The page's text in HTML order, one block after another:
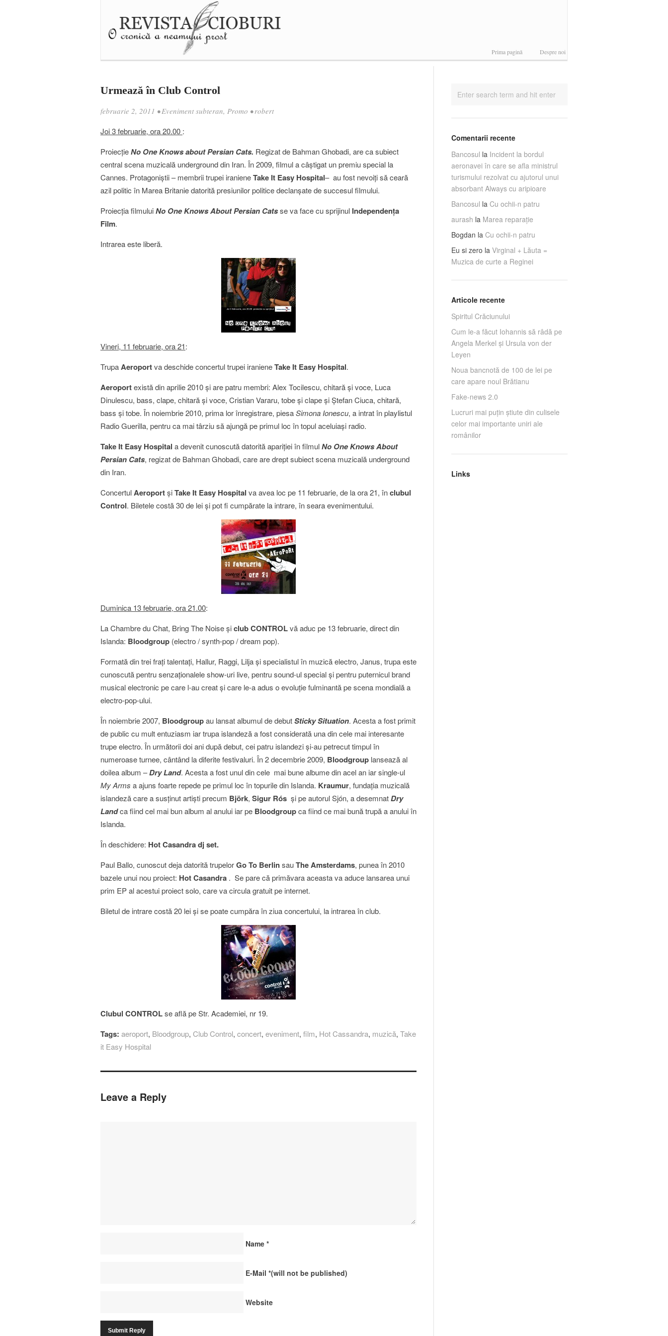
Prima pagină Despre noi
Urmează în Club Control
februarie 2, 2011 •Eveniment subteran, Promo •robert
Joi 3 februarie, ora 20.00 :
ProiecţieNo One Knows about Persian Cats. Regizat de Bahman Ghobadi, are ca subiect
central scena muzicală underground din Iran. În 2009, filmul a câştigat un premiu special la
Cannes. Protagoniştii – membrii trupei iranieneTake It Easy Hospital– au fost nevoiţi să ceară
azil politic în Marea Britanie datorită presiunilor politice declanşate de succesul filmului.
Proiecţia filmuluiNo One Knows About Persian Catsse va face cu sprijinul Independenţa
Film.
Intrarea este liberă.
Vineri, 11 februarie, ora 21:
TrupaAeroportva deschide concertul trupei iranieneTake It Easy Hospital.
Aeroportexistă din aprilie 2010 şi are patru membri: Alex Tocilescu, chitară şi voce, Luca
Dinulescu, bass, clape, chitară şi voce, Cristian Vararu, tobe şi clape şi Ştefan Ciuca, chitară,
bass şi tobe. În noiembrie 2010, prima lor înregistrare, piesaSimona Ionescu, a intrat în playlistul
Radio Guerilla, pentru ca mai târziu să ajungă pe primul loc în topul aceluiaşi radio.
Take It Easy Hospital a devenit cunoscută datorită apariţiei în filmulNo One Knows About
Persian Cats, regizat de Bahman Ghobadi, care are drept subiect scena muzicală underground
din Iran.
ConcertulAeroportşiTake It Easy Hospital va avea loc pe 11 februarie, de la ora 21, înclubul
Control. Biletele costă 30 de lei şi pot fi cumpărate la intrare, în seara evenimentului.
Duminica 13 februarie, ora 21.00:
La Chambre du Chat, Bring The Noise şiclub CONTROLvă aduc pe 13 februarie, direct din
Islanda: Bloodgroup (electro / synth-pop / dream pop).
Formată din trei fraţi talentaţi, Hallur, Raggi, Lilja şi specialistul în muzică electro, Janus, trupa este
cunoscută pentru senzaţionalele show-uri live, pentru sound-ul special şi pentru puternicul brand
musical electronic pe care l-au creat şi care le-a adus o evoluţie fulminantă pe scena mondială a
electro-pop-ului.
În noiembrie 2007, Bloodgroupau lansat albumul de debutSticky Situation. Acesta a fost primit
de public cu mult entuziasm iar trupa islandeză a fost considerată una din cele mai interesante
trupe electro. În următorii doi ani după debut, cei patru islandezi şi-au petrecut timpul în
numeroase turnee, cântând la diferite festivaluri. În 2 decembrie 2009, Bloodgroup lansează al
doilea album –Dry Land. Acesta a fost unul din cele mai bune albume din acel an iar single-ul
My Arms a ajuns foarte repede pe primul loc în topurile din Islanda. Kraumur, fundaţia muzicală
islandeză care a susţinut artişti precum Björk, Sigur Rós şi pe autorul Sjón, a desemnatDry
Landca fiind cel mai bun album al anului iar pe Bloodgroupca fiind ce mai bună trupă a anului în
Islanda.
În deschidere: Hot Casandra dj set.
Paul Ballo, cunoscut deja datorită trupelorGo To BerlinsauThe Amsterdams, punea în 2010
bazele unui nou proiect: Hot Casandra . Se pare că primăvara aceasta va aduce lansarea unui
prim EP al acestui proiect solo, care va circula gratuit pe internet.
Biletul de intrare costă 20 lei şi se poate cumpăra în ziua concertului, la intrarea în club.
Clubul CONTROLse află pe Str. Academiei, nr 19.
Tags: aeroport, Bloodgroup, Club Control, concert, eveniment, film, Hot Cassandra, muzică, Take
it Easy Hospital
Leave a Reply
Name *
E-Mail *(will not be published)
Website
Comentarii recente
Bancosul la Incident la bordul
aeronavei în care se afla ministrul
turismului rezolvat cu ajutorul unui
absorbant Always cu aripioare
Bancosul la Cu ochii-n patru
aurash la Marea reparaţie
Bogdan la Cu ochii-n patru
Eu si zero la Virginal + Lăuta =
Muzica de curte a Reginei
Articole recente
Spiritul Crăciunului
Cum le-a făcut Iohannis să râdă pe
Angela Merkel și Ursula von der
Leyen
Noua bancnotă de 100 de lei pe
care apare noul Brătianu
Fake-news 2.0
Lucruri mai puţin ştiute din culisele
celor mai importante uniri ale
românilor
Links